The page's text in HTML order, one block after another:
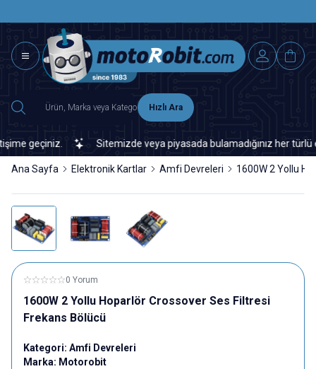
Hızlı Ara
geçiniz. Sitemizde veya piyasada bulamadığınız her türlü
Ana Sayfa Elektronik Kartlar Amfi Devreleri 1600W 2 Yollu
0 Yorum
1600W 2 Yollu Hoparlör Crossover Ses Filtresi
Frekans Bölücü
Kategori: Amfi Devreleri
Marka: Motorobit